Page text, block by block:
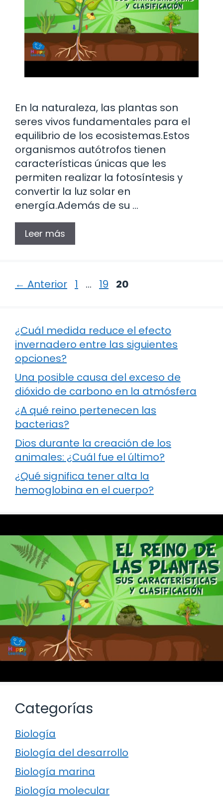
En la naturaleza, las plantas son
seres vivos fundamentales para el
equilibrio de los ecosistemas.Estos
organismos autótrofos tienen
características únicas que les
permiten realizar la fotosíntesis y
convertir la luz solar en
energía.Además de su …
Leer más
← Anterior Página
1 … Página
19 Página
20
¿Cuál medida reduce el efecto
invernadero entre las siguientes
opciones?
Una posible causa del exceso de
dióxido de carbono en la atmósfera
¿A qué reino pertenecen las
bacterias?
Dios durante la creación de los
animales: ¿Cuál fue el último?
¿Qué significa tener alta la
hemoglobina en el cuerpo?
Categorías
Biología
Biología del desarrollo
Biología marina
Biología molecular